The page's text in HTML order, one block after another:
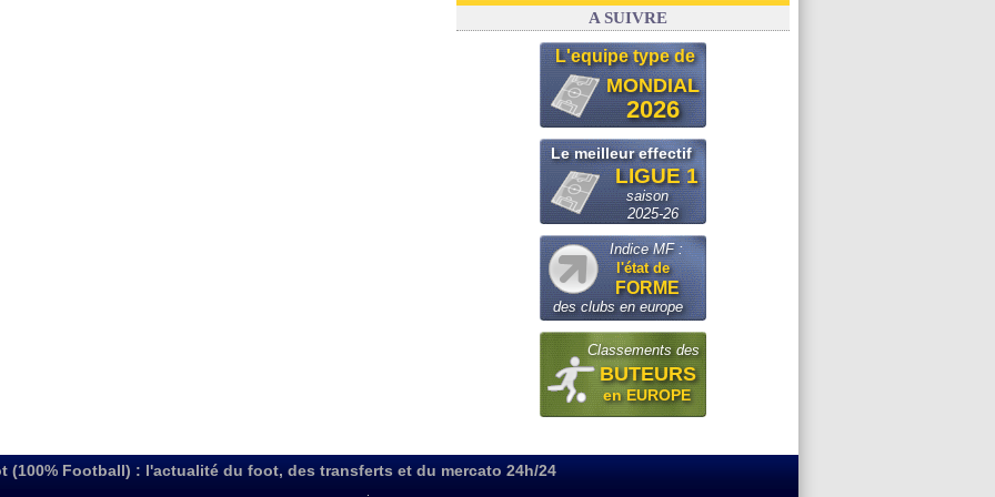
A SUIVRE
L'equipe type de
MONDIAL
2026
Le meilleur effectif
LIGUE 1
saison
2025-26
Indice MF :
l'état de
FORME
des clubs en europe
Classements des
BUTEURS
en EUROPE
(100% Football) : l'actualité du foot, des transferts et du mercato 24h/24